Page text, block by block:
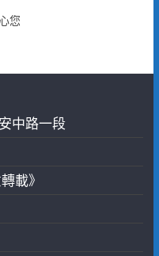
您
中路一段
載》